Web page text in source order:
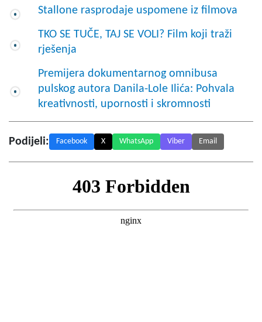
Stallone rasprodaje uspomene iz filmova
TKO SE TUČE, TAJ SE VOLI? Film koji traži
rješenja
Premijera dokumentarnog omnibusa
pulskog autora Danila-Lole Ilića: Pohvala
kreativnosti, upornosti i skromnosti
Podijeli: Facebook X WhatsApp Viber Email